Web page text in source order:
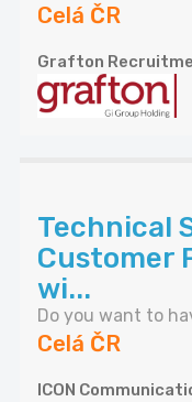
Celá ČR
Grafton
Technical
Customer
wi...
Do you want to
Celá ČR
ICON